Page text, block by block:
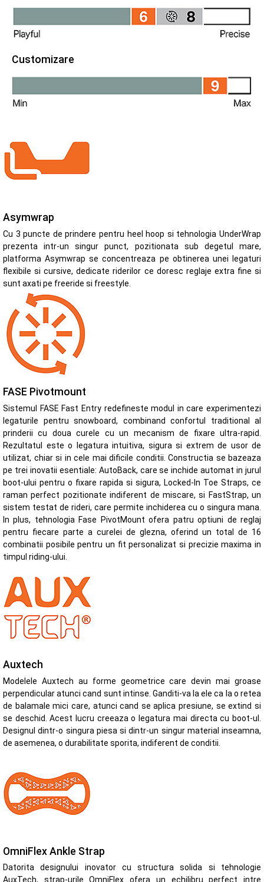
Customizare
Asymwrap
Cu 3 puncte de prindere pentru heel hoop si tehnologia UnderWrap
prezenta intr-un singur punct, pozitionata sub degetul mare,
platforma Asymwrap se concentreaza pe obtinerea unei legaturi
flexibile si cursive, dedicate riderilor ce doresc reglaje extra fine si
sunt axati pe freeride si freestyle.
FASE Pivotmount
Sistemul FASE Fast Entry redefineste modul in care experimentezi
legaturile pentru snowboard, combinand confortul traditional al
prinderii cu doua curele cu un mecanism de fixare ultra-rapid.
Rezultatul este o legatura intuitiva, sigura si extrem de usor de
utilizat, chiar si in cele mai dificile conditii. Constructia se bazeaza
pe trei inovatii esentiale: AutoBack, care se inchide automat in jurul
boot-ului pentru o fixare rapida si sigura, Locked-In Toe Straps, ce
raman perfect pozitionate indiferent de miscare, si FastStrap, un
sistem testat de rideri, care permite inchiderea cu o singura mana.
In plus, tehnologia Fase PivotMount ofera patru optiuni de reglaj
pentru fiecare parte a curelei de glezna, oferind un total de 16
combinatii posibile pentru un fit personalizat si precizie maxima in
timpul riding-ului.
Auxtech
Modelele Auxtech au forme geometrice care devin mai groase
perpendicular atunci cand sunt intinse. Ganditi-va la ele ca la o retea
de balamale mici care, atunci cand se aplica presiune, se extind si
se deschid. Acest lucru creeaza o legatura mai directa cu boot-ul.
Designul dintr-o singura piesa si dintr-un singur material inseamna,
de asemenea, o durabilitate sporita, indiferent de conditii.
OmniFlex Ankle Strap
Datorita designului inovator cu structura solida si tehnologie
AuxTech, strap-urile OmniFlex ofera un echilibru perfect intre